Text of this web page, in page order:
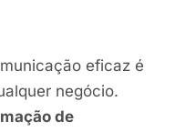
eficaz é
negócio.
de